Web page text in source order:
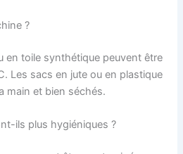
?
en toile synthétique peuvent être
Les sacs en jute ou en plastique
main et bien séchés.
ils plus hygiéniques ?